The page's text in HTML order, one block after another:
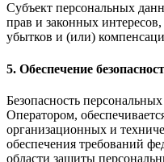
Субъект персональных
прав и законных
убытков и (или)
5. Обеспечение
Безопасность
Оператором,
организационных и
обеспечения требований
области защиты